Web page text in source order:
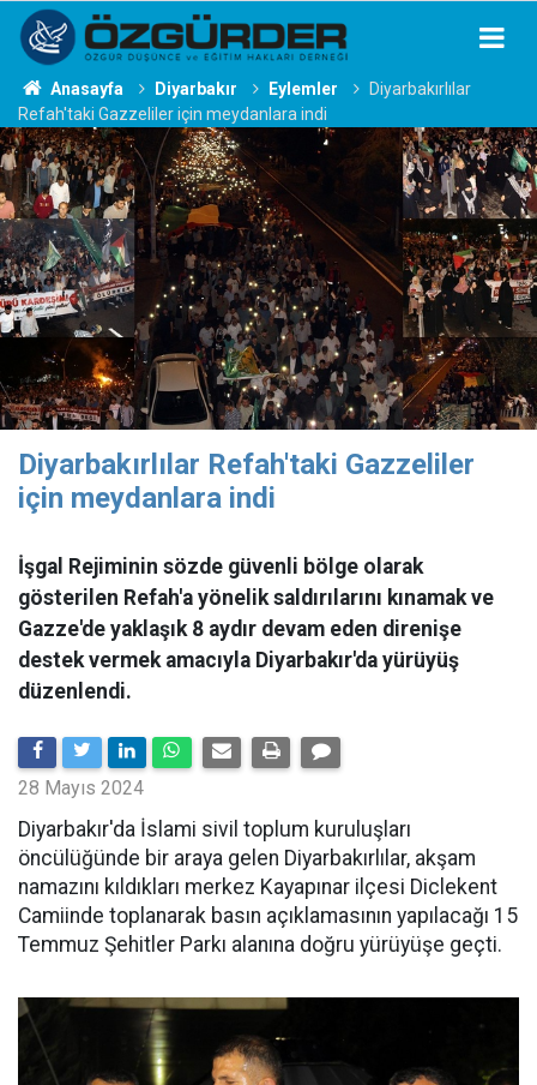
Anasayfa Diyarbakır Eylemler
Diyarbakırlılar
Refah'taki Gazzeliler için meydanlara indi
Diyarbakırlılar Refah'taki Gazzeliler
için meydanlara indi
İşgal Rejiminin sözde güvenli bölge olarak
gösterilen Refah'a yönelik saldırılarını kınamak ve
Gazze'de yaklaşık 8 aydır devam eden direnişe
destek vermek amacıyla Diyarbakır'da yürüyüş
düzenlendi.
28 Mayıs 2024
Diyarbakır'da İslami sivil toplum kuruluşları
öncülüğünde bir araya gelen Diyarbakırlılar, akşam
namazını kıldıkları merkez Kayapınar ilçesi Diclekent
Camiinde toplanarak basın açıklamasının yapılacağı 15
Temmuz Şehitler Parkı alanına doğru yürüyüşe geçti.